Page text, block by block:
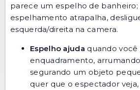
parece um espelho de banheiro;
espelhamento atrapalha,
esquerda/direita na camera.
Espelho ajuda quando você
enquadramento,
segurando um objeto
quer que o espectador